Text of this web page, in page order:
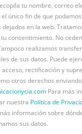
tu nombre, correo
único fin de que
en la web.
consentimiento. No
realizamos
de sus datos. Puede
rectificación y
otros derechos
Para más
nuestra Política de
información sobre
sus datos.